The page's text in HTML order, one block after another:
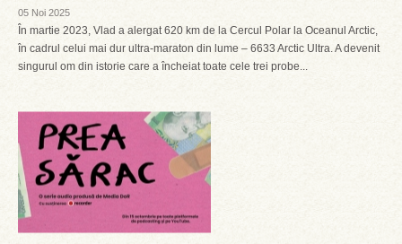
05 Noi 2025
În martie 2023, Vlad a alergat 620 km de la Cercul Polar la Oceanul Arctic,
în cadrul celui mai dur ultra-maraton din lume – 6633 Arctic Ultra. A devenit
singurul om din istorie care a încheiat toate cele trei probe...